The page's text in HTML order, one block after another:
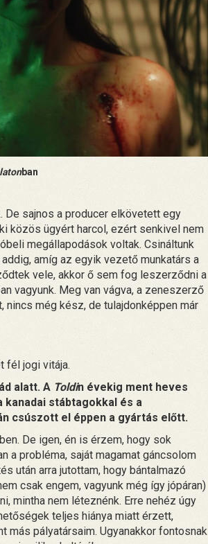
ban
De sajnos a producer elkövetett egy
közös ügyért harcol, ezért senkivel nem
megállapodások voltak. Csináltunk
amíg az egyik vezető munkatárs a
vele, akkor ő sem fog leszerződni a
vagyunk. Meg van vágva, a zeneszerző
még kész, de tulajdonképpen már
fél jogi vitája.
alatt. A Toldin évekig ment heves
kanadai stábtagokkal és a
csúszott el éppen a gyártás előtt.
De igen, én is érzem, hogy sok
a probléma, saját magamat gáncsolom
után arra jutottam, hogy bántalmazó
csak engem, vagyunk még így jópáran)
mintha nem léteznénk. Erre nehéz úgy
teljes hiánya miatt érzett,
más pályatársaim. Ugyanakkor fontosnak